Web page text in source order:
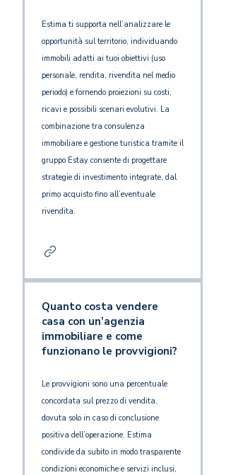
Estima ti supporta nell’analizzare le
opportunità sul territorio, individuando
immobili adatti ai tuoi obiettivi (uso
personale, rendita, rivendita nel medio
periodo) e fornendo proiezioni su costi,
ricavi e possibili scenari evolutivi. La
combinazione tra consulenza
immobiliare e gestione turistica tramite il
gruppo Estay consente di progettare
strategie di investimento integrate, dal
primo acquisto fino all’eventuale
rivendita.
Quanto costa vendere
casa con un’agenzia
immobiliare e come
funzionano le provvigioni?
Le provvigioni sono una percentuale
concordata sul prezzo di vendita,
dovuta solo in caso di conclusione
positiva dell’operazione. Estima
condivide da subito in modo trasparente
condizioni economiche e servizi inclusi,